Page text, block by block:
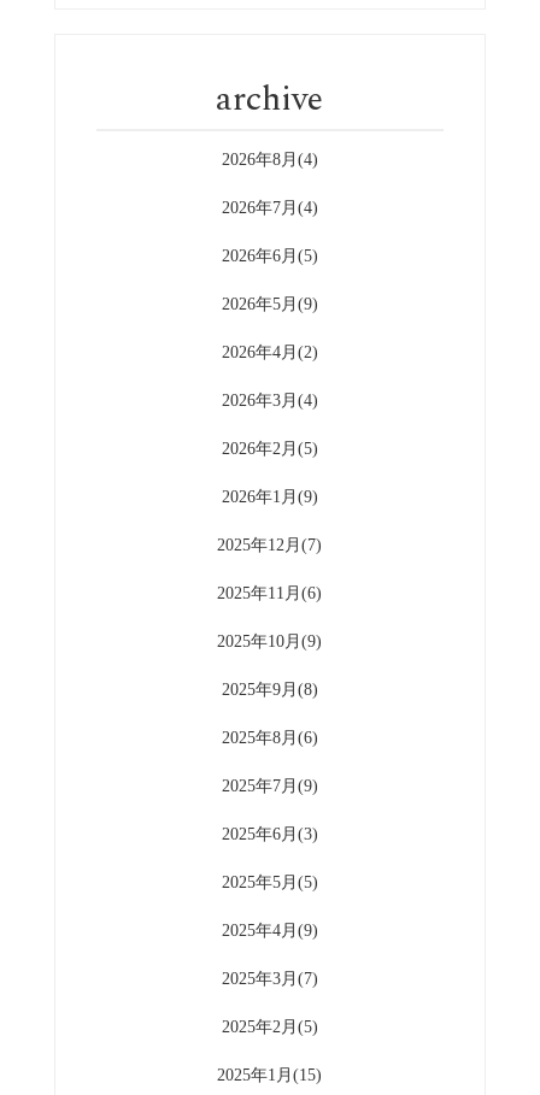
archive
2026年8月(4)
2026年7月(4)
2026年6月(5)
2026年5月(9)
2026年4月(2)
2026年3月(4)
2026年2月(5)
2026年1月(9)
2025年12月(7)
2025年11月(6)
2025年10月(9)
2025年9月(8)
2025年8月(6)
2025年7月(9)
2025年6月(3)
2025年5月(5)
2025年4月(9)
2025年3月(7)
2025年2月(5)
2025年1月(15)